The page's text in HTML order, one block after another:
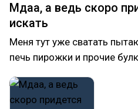
Мдаа, а ведь скоро
искать
Меня тут уже сватать
печь пирожки и прочие